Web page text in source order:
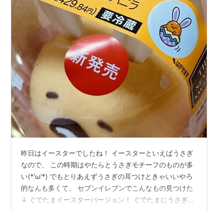
昨日はイースターでしたね！ イースターといえばうさぎ
なので、 この時期はやたらとうさぎモチーフのものが多
い(*'ω'*) でもとりあえずうさぎの耳つけときゃいいやろ
的なんも多くて、 セブンイレブンでこんなもの見つけた
↓ ぐでたまイースターバージョン！ ぐでたまにうさぎの